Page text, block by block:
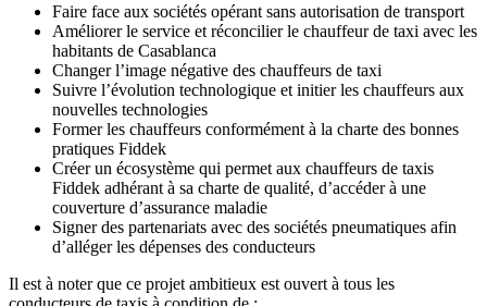
Faire face aux sociétés opérant sans autorisation de transport
Améliorer le service et réconcilier le chauffeur de taxi avec les
habitants de Casablanca
Changer l’image négative des chauffeurs de taxi
Suivre l’évolution technologique et initier les chauffeurs aux
nouvelles technologies
Former les chauffeurs conformément à la charte des bonnes
pratiques Fiddek
Créer un écosystème qui permet aux chauffeurs de taxis
Fiddek adhérant à sa charte de qualité, d’accéder à une
couverture d’assurance maladie
Signer des partenariats avec des sociétés pneumatiques afin
d’alléger les dépenses des conducteurs
Il est à noter que ce projet ambitieux est ouvert à tous les